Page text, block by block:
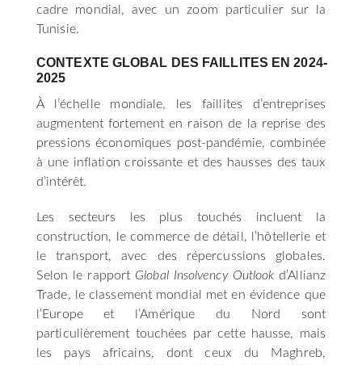
cadre mondial, avec un zoom particulier sur la
Tunisie.
CONTEXTE GLOBAL DES FAILLITES EN 2024-
2025
À l’échelle mondiale, les faillites d’entreprises
augmentent fortement en raison de la reprise des
pressions économiques post-pandémie, combinée
à une inflation croissante et des hausses des taux
d’intérêt.
Les secteurs les plus touchés incluent la
construction, le commerce de détail, l’hôtellerie et
le transport, avec des répercussions globales.
Selon le rapport Global Insolvency Outlook d’Allianz
Trade, le classement mondial met en évidence que
l’Europe et l’Amérique du Nord sont
particulièrement touchées par cette hausse, mais
les pays africains, dont ceux du Maghreb,